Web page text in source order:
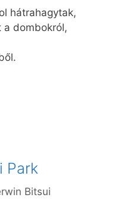
hátrahagytak,
a dombokról,
Park
Bitsui